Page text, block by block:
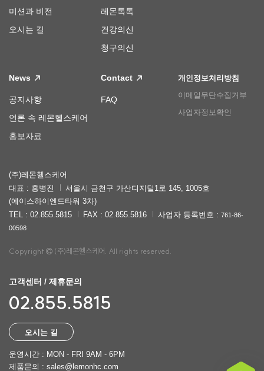
미션과 비전
오시는 길
레몬톡톡
건강의신
청구의신
News
공지사항
언론 속 레몬헬스케어
홍보자료
Contact
FAQ
개인정보처리방침
이메일무단수집거부
사업자정보확인
(주)레몬헬스케어
대표 : 홍병진
서울시 금천구 가산디지털1로 145, 1005호
(에이스하이엔드타워 3차)
TEL : 02.855.5815
FAX : 02.855.5816 사업자 등록번호 : 761-86-
00598
Copyright (주)레몬헬스케어. All rights reserved.
고객센터 / 제휴문의
02.855.5815
오시는 길
운영시간 : MON - FRI 9AM - 6PM
제품문의 : sales@lemonhc.com